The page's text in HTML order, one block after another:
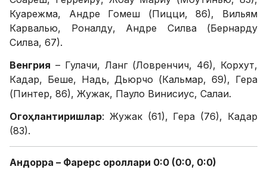
Куарежма, Андре Гомеш (Пицци, 86), Вильям
Карвалью, Роналду, Андре Силва (Бернарду
Силва, 67).
Венгрия – Гулачи, Ланг (Ловренчич, 46), Корхут,
Кадар, Беше, Надь, Дьюрчо (Кальмар, 69), Гера
(Пинтер, 86), Жужак, Пауло Винисиус, Салаи.
Огоҳлантиришлар: Жужак (61), Гера (76), Кадар
(83).
Андорра – Фарерс ороллари 0:0 (0:0, 0:0)